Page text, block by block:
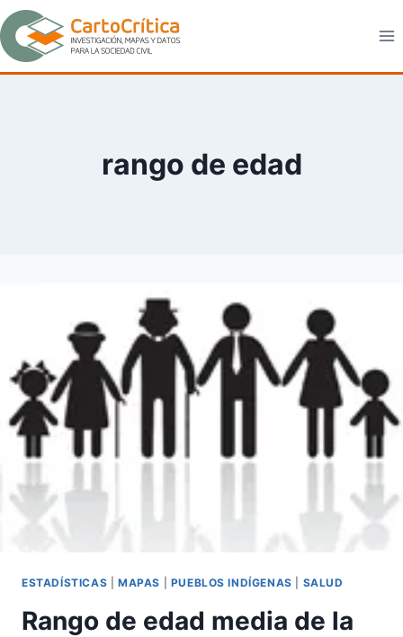
Saltar
al
contenido
rango de edad
ESTADÍSTICAS MAPAS PUEBLOS INDÍGENAS SALUD
Rango de edad media de la